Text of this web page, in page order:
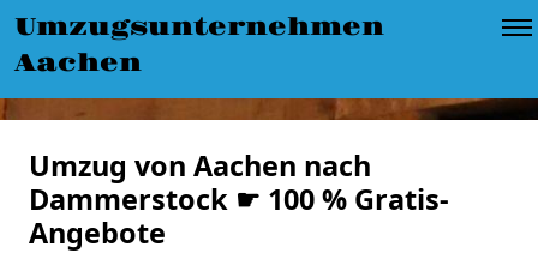
Umzugsunternehmen
Aachen
Umzug von Aachen nach
Dammerstock ☛ 100 % Gratis-
Angebote